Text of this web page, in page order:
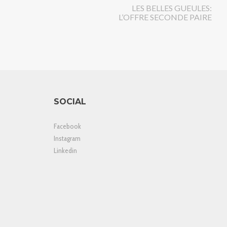
LES BELLES GUEULES:
L’OFFRE SECONDE PAIRE
SOCIAL
Facebook
Instagram
Linkedin